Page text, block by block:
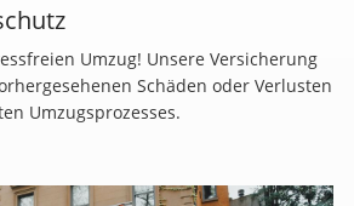
Umzug! Unsere Versicherung
Schäden oder Verlusten
Umzugsprozesses.